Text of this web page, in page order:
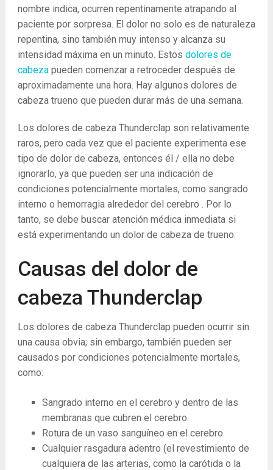
nombre indica, ocurren repentinamente atrapando al
paciente por sorpresa. El dolor no solo es de naturaleza
repentina, sino también muy intenso y alcanza su
intensidad máxima en un minuto. Estos dolores de
cabeza pueden comenzar a retroceder después de
aproximadamente una hora. Hay algunos dolores de
cabeza trueno que pueden durar más de una semana.
Los dolores de cabeza Thunderclap son relativamente
raros, pero cada vez que el paciente experimenta ese
tipo de dolor de cabeza, entonces él / ella no debe
ignorarlo, ya que pueden ser una indicación de
condiciones potencialmente mortales, como sangrado
interno o hemorragia alrededor del cerebro . Por lo
tanto, se debe buscar atención médica inmediata si
está experimentando un dolor de cabeza de trueno.
Causas del dolor de
cabeza Thunderclap
Los dolores de cabeza Thunderclap pueden ocurrir sin
una causa obvia; sin embargo, también pueden ser
causados ​​por condiciones potencialmente mortales,
como:
Sangrado interno en el cerebro y dentro de las
membranas que cubren el cerebro.
Rotura de un vaso sanguíneo en el cerebro.
Cualquier rasgadura adentro (el revestimiento de
cualquiera de las arterias, como la carótida o la